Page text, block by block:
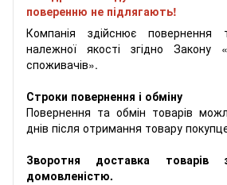
поверенню не підлягають!
Компанія здійснює повернення
належної якості згідно Закону
споживачів».
Строки повернення і обміну
Повернення та обмін товарів
днів після отримання товару
Зворотня доставка товарів
домовленістю.